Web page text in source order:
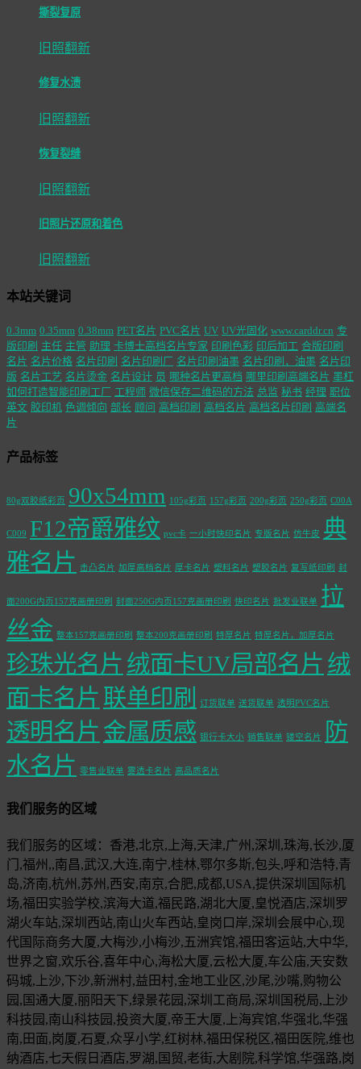
撕裂复原
旧照翻新
修复水渍
旧照翻新
恢复裂缝
旧照翻新
旧照片还原和着色
旧照翻新
本站关键词
0.3mm 0.35mm 0.38mm PET名片 PVC名片 UV UV光固化 www.carddr.cn 专
版印刷 主任 主管 助理 卡博士高档名片专家 印刷色彩 印后加工 合版印刷
名片 名片价格 名片印刷 名片印刷厂 名片印刷油墨 名片印刷，油墨 名片印
版 名片工艺 名片烫金 名片设计 员 哪种名片更高档 哪里印刷高端名片 墨杠
如何打造智能印刷工厂 工程师 微信保存二维码的方法 总监 秘书 经理 职位
英文 胶印机 色调倾向 部长 顾问 高档印刷 高档名片 高档名片印刷 高端名
片
产品标签
80g双胶纸彩页 90x54mm 105g彩页 157g彩页 200g彩页 250g彩页 C00A
C009 F12帝爵雅纹 pvc卡 一小时快印名片 专版名片 仿牛皮 典
雅名片 击凸名片 加厚高档名片 厚卡名片 塑料名片 塑胶名片 复写纸印刷 封
面200G内页157克画册印刷 封面250G内页157克画册印刷 快印名片 批发业联单 拉
丝金 整本157克画册印刷 整本200克画册印刷 特厚名片 特厚名片，加厚名片
珍珠光名片 绒面卡UV局部名片 绒
面卡名片 联单印刷 订货联单 送货联单 透明PVC名片
透明名片 金属质感 银行卡大小 销售联单 镂空名片
防
水名片 零售业联单 雾透卡名片 高品质名片
我们服务的区域
我们服务的区域：香港,北京,上海,天津,广州,深圳,珠海,长沙,厦
门,福州,,南昌,武汉,大连,南宁,桂林,鄂尔多斯,包头,呼和浩特,青
岛,济南,杭州,苏州,西安,南京,合肥,成都,USA,提供深圳国际机
场,福田实验学校,滨海大道,福民路,湖北大厦,皇悦酒店,深圳罗
湖火车站,深圳西站,南山火车西站,皇岗口岸,深圳会展中心,现
代国际商务大厦,大梅沙,小梅沙,五洲宾馆,福田客运站,大中华,
世界之窗,欢乐谷,喜年中心,海松大厦,云松大厦,车公庙,天安数
码城,上沙,下沙,新洲村,益田村,金地工业区,沙尾,沙嘴,购物公
园,国通大厦,丽阳天下,绿景花园,深圳工商局,深圳国税局,上沙
科技园,南山科技园,投资大厦,帝王大厦,上海宾馆,华强北,华强
南,田面,岗厦,石夏,众孚小学,红树林,福田保税区,福田医院,维也
纳酒店,七天假日酒店,罗湖,国贸,老街,大剧院,科学馆,华强路,岗